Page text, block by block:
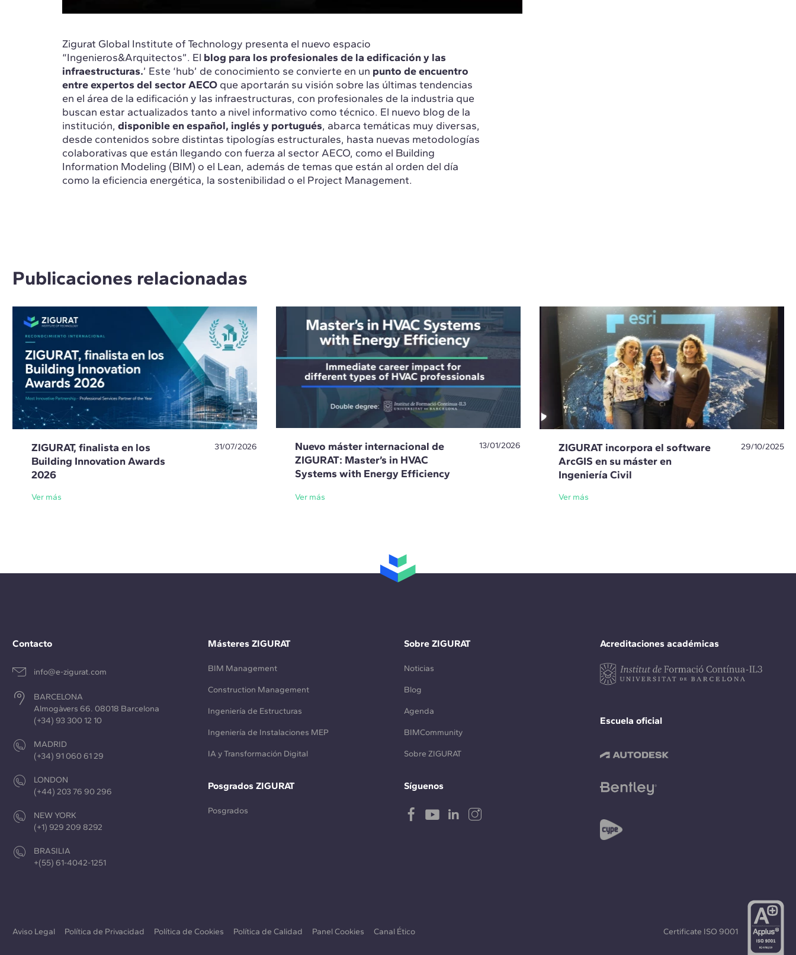
Zigurat Global Institute of Technology presenta el nuevo espacio
“Ingenieros&Arquitectos”. El blog para los profesionales de la edificación y las
infraestructuras.’ Este ‘hub’ de conocimiento se convierte en un punto de encuentro
entre expertos del sector AECOque aportarán su visión sobre las últimas tendencias
en el área de la edificación y las infraestructuras, con profesionales de la industria que
buscan estar actualizados tanto a nivel informativo como técnico. El nuevo blog de la
institución, disponible en español, inglés y portugués, abarca temáticas muy diversas,
desde contenidos sobre distintas tipologías estructurales, hasta nuevas metodologías
colaborativas que están llegando con fuerza al sector AECO, como el Building
Information Modeling (BIM) o el Lean, además de temas que están al orden del día
como la eficiencia energética, la sostenibilidad o el Project Management.
Publicaciones relacionadas
ZIGURAT, finalista en los
Building Innovation Awards
2026
31/07/2026
Ver más
Nuevo máster internacional de
ZIGURAT: Master’s in HVAC
Systems with Energy Efficiency
13/01/2026
Ver más
ZIGURAT incorpora el software
ArcGIS en su máster en
Ingeniería Civil
29/10/2025
Ver más
Contacto
info@e-zigurat.com
BARCELONA
Almogàvers 66. 08018 Barcelona
(+34) 93 300 12 10
MADRID
(+34) 91 060 61 29
LONDON
(+44) 203 76 90 296
NEW YORK
(+1) 929 209 8292
BRASILIA
+(55) 61-4042-1251
Acreditaciones académicas
Escuela oficial
Másteres ZIGURAT
BIM Management
Construction Management
Ingeniería de Estructuras
Ingeniería de Instalaciones MEP
IA y Transformación Digital
Posgrados ZIGURAT
Posgrados
Sobre ZIGURAT
Noticias
Blog
Agenda
BIMCommunity
Sobre ZIGURAT
Síguenos
Aviso Legal Política de Privacidad Política de Cookies Política de Calidad Panel Cookies Canal Ético Certificate ISO 9001